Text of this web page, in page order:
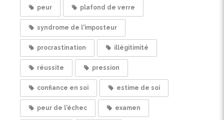
peur plafond de verre
syndrome de l'imposteur
procrastination illégitimité
réussite pression
confiance en soi estime de soi
peur de l'échec examen